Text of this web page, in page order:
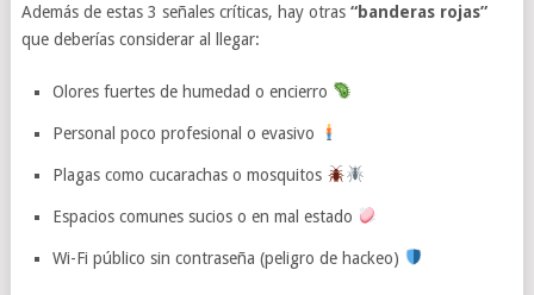
Además de estas 3 señales críticas, hay otras “banderas rojas”
que deberías considerar al llegar:
Olores fuertes de humedad o encierro
Personal poco profesional o evasivo
Plagas como cucarachas o mosquitos
Espacios comunes sucios o en mal estado
Wi-Fi público sin contraseña (peligro de hackeo)